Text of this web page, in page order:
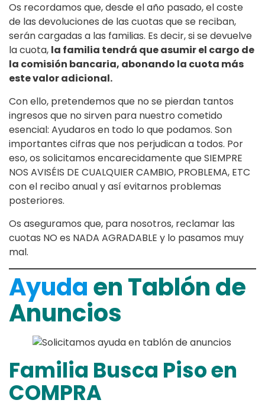
Os recordamos que, desde el año pasado, el coste
de las devoluciones de las cuotas que se reciban,
serán cargadas a las familias. Es decir, si se devuelve
la cuota, la familia tendrá que asumir el cargo de
la comisión bancaria, abonando la cuota más
este valor adicional.
Con ello, pretendemos que no se pierdan tantos
ingresos que no sirven para nuestro cometido
esencial: Ayudaros en todo lo que podamos. Son
importantes cifras que nos perjudican a todos. Por
eso, os solicitamos encarecidamente que SIEMPRE
NOS AVISÉIS DE CUALQUIER CAMBIO, PROBLEMA, ETC
con el recibo anual y así evitarnos problemas
posteriores.
Os aseguramos que, para nosotros, reclamar las
cuotas NO es NADA AGRADABLE y lo pasamos muy
mal.
Ayudaen Tablón de
Anuncios
Familia Busca Piso en
COMPRA